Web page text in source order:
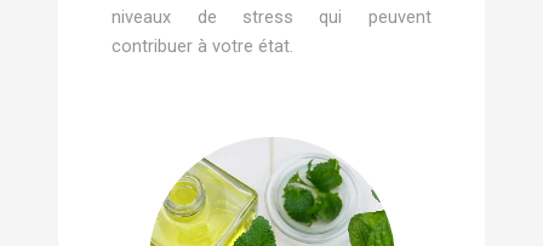
niveaux de stress qui peuvent
contribuer à votre état.